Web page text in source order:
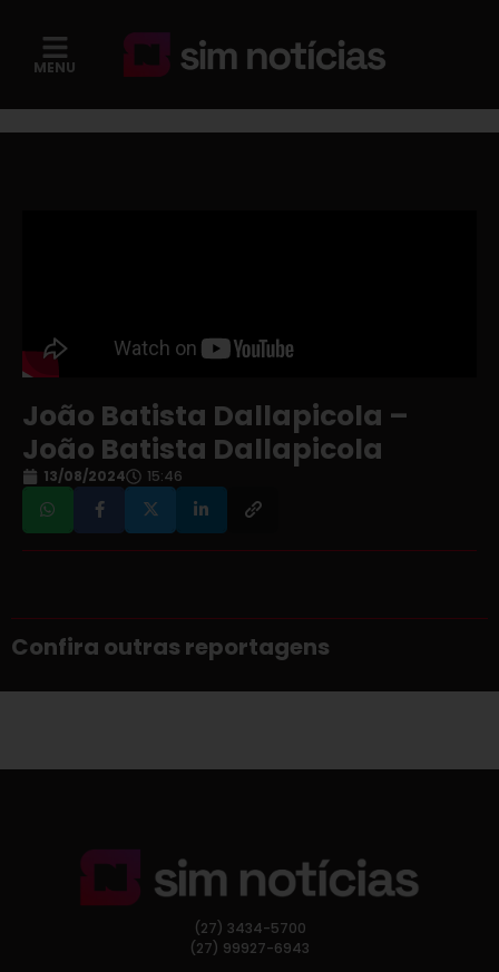
MENU
João Batista Dallapicola –
João Batista Dallapicola
13/08/2024 15:46
Confira outras reportagens
(27) 3434-5700
(27) 99927-6943